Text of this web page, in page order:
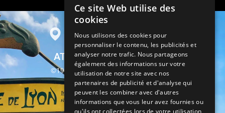
ATLANTIDE SAUNA PARIS
©1999-2026 Atlantide Sauna Hammam
13, rue Parrot 75012 Paris
Métro Gare de Lyon
FRENCH
GERMAN
ITALIAN
SPANISH
TURKISH
Ce site Web utilise des
cookies
Nous utilisons des cookies pour
personnaliser le contenu, les publicités et
analyser notre trafic. Nous partageons
également des informations sur votre
utilisation de notre site avec nos
partenaires de publicité et d'analyse qui
peuvent les combiner avec d'autres
informations que vous leur avez fournies ou
qu'ils ont collectées lors de votre utilisation